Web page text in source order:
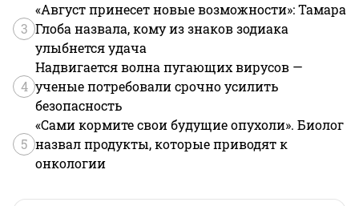
3
«Август принесет новые возможности»: Тамара
Глоба назвала, кому из знаков зодиака
улыбнется удача
4
Надвигается волна пугающих вирусов —
ученые потребовали срочно усилить
безопасность
5
«Сами кормите свои будущие опухоли». Биолог
назвал продукты, которые приводят к
онкологии